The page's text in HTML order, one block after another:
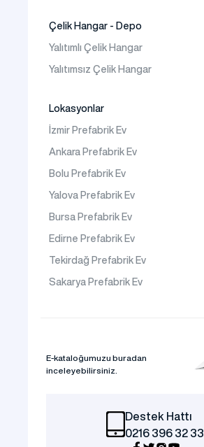
Çelik Hangar - Depo
Yalıtımlı Çelik Hangar
Yalıtımsız Çelik Hangar
Lokasyonlar
İzmir Prefabrik Ev
Ankara Prefabrik Ev
Bolu Prefabrik Ev
Yalova Prefabrik Ev
Bursa Prefabrik Ev
Edirne Prefabrik Ev
Tekirdağ Prefabrik Ev
Sakarya Prefabrik Ev
E-kataloğumuzu buradan
inceleyebilirsiniz.
Destek Hattı
0216 396 32 33